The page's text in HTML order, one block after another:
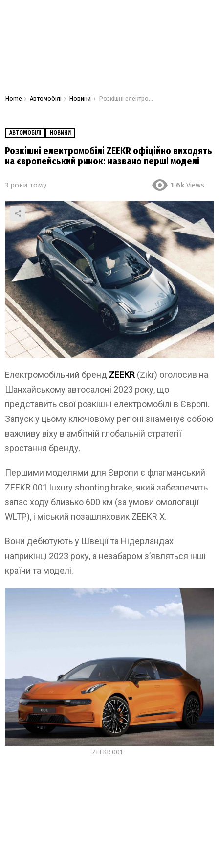
You are here:
Home Автомобілі Новини Розкішні електромобілі ZEEKR офіційно виходять на європейський ринок: названо перші моделі
АВТОМОБІЛІ НОВИНИ
Розкішні електромобілі ZEEKR офіційно виходять
на європейський ринок: названо перші моделі
3 роки тому 1.6k Views
Електромобільний бренд ZEEKR (Zikr) оголосив на
Шанхайському автосалоні 2023 року, що
представить свої розкішні електромобілі в Європі.
Запуск у цьому ключовому регіоні знаменує собою
важливу віху в амбітній глобальній стратегії
зростання бренду.
Першими моделями для Європи є флагманський
ZEEKR 001 luxury shooting brake, який забезпечить
запас ходу близько 600 км (за умови омологації
WLTP), і міський позашляховик ZEEKR X.
Вони дебютують у Швеції та Нідерландах
наприкінці 2023 року, а незабаром з’являться інші
країни та моделі.
ZEEKR 001